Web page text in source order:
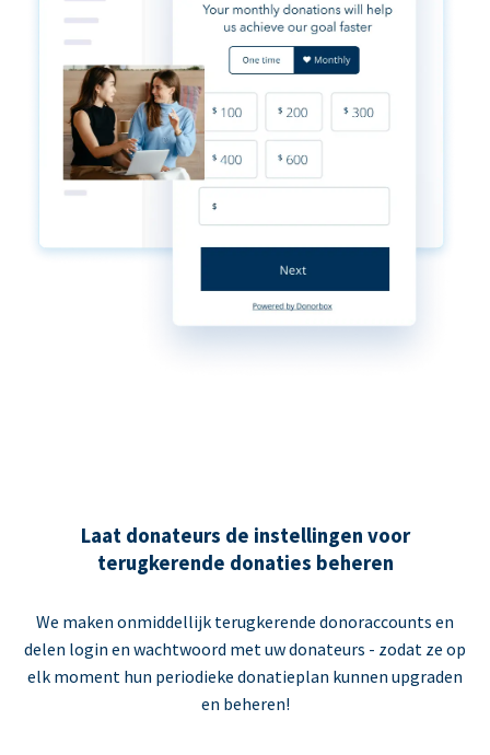
Laat donateurs de instellingen voor
terugkerende donaties beheren
We maken onmiddellijk terugkerende donoraccounts en
delen login en wachtwoord met uw donateurs - zodat ze op
elk moment hun periodieke donatieplan kunnen upgraden
en beheren!